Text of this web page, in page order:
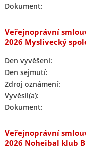
Dokument:
Veřejnoprávní
2026 Myslivecký
Den vyvěšení:
Den sejmutí:
Zdroj oznámení:
Vyvěsil(a):
Dokument:
Veřejnoprávní
2026 Nohejbal klub